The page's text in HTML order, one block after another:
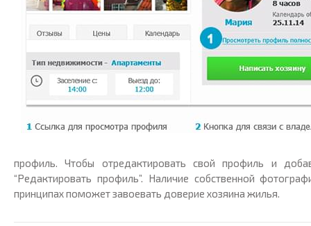
профиль. Чтобы отредактировать свой профиль и
“Редактировать профиль”. Наличие собственной
принципах поможет завоевать доверие хозяина жилья.